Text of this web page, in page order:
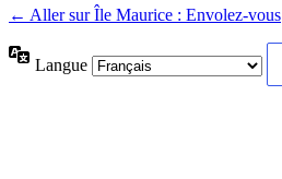
← Aller sur Île Maurice : Envolez-vous
Langue